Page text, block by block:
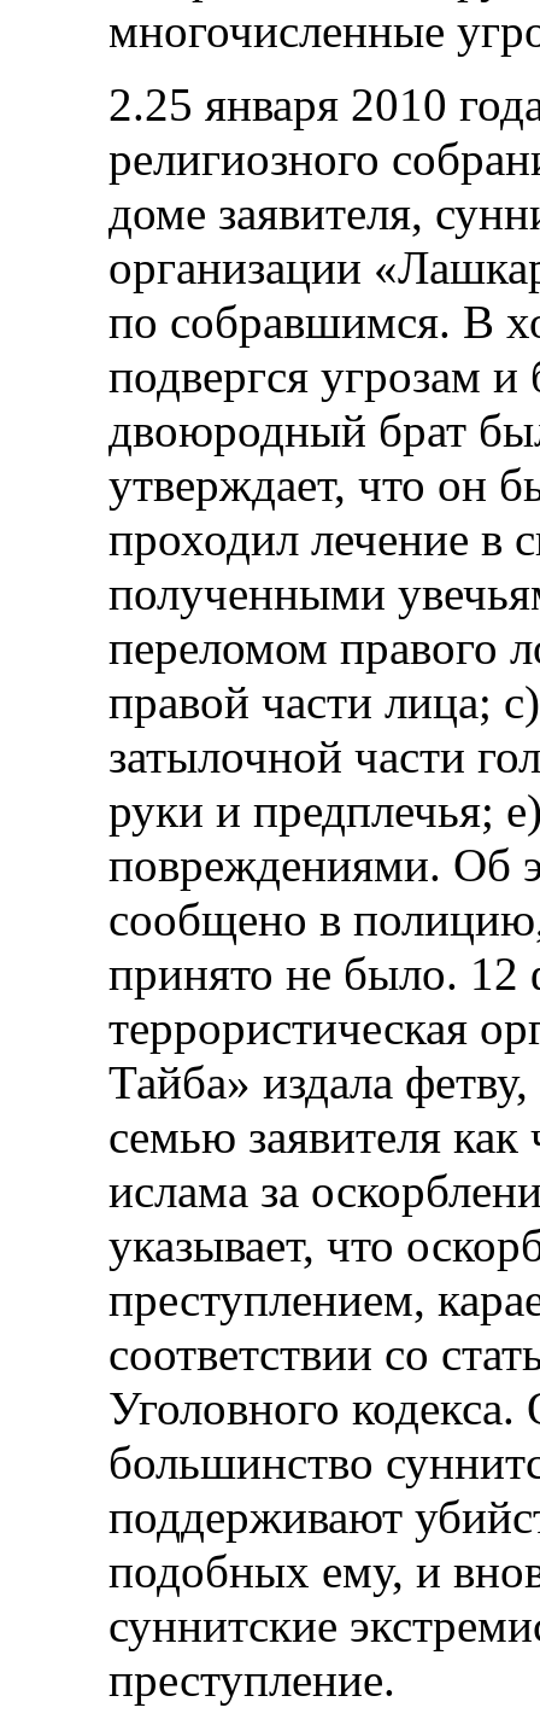
многочисленные
2.25 января 2010
религиозного
доме заявителя,
организации
по собравшимся. В
подвергся угрозам и
двоюродный брат
утверждает, что он
проходил лечение в
полученными
переломом правого
правой части лица;
затылочной части
руки и предплечья;
повреждениями. Об
сообщено в
принято не было. 12
террористическая
Тайба» издала
семью заявителя
ислама за
указывает, что
преступлением,
соответствии со
Уголовного
большинство
поддерживают
подобных ему, и
суннитские
преступление.